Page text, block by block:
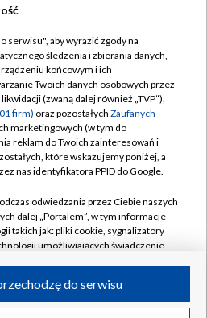
TVP
TVP
prywatności
zgody
Pomoc
Kontakt
Kanały
Polska S.A. w likwidacji
serwisu", aby wyrazić zgody na
śledzenia i zbierania danych,
końcowym i ich
Twoich danych osobowych przez
(zwaną dalej również „TVP”),
firm) oraz pozostałych Zaufanych
marketingowych (w tym do
reklam do Twoich zainteresowań i
które wskazujemy poniżej, a
nas identyfikatora PPID do Google.
odwiedzania przez Ciebie naszych
dalej „Portalem”, w tym informacje
takich jak: pliki cookie, sygnalizatory
umożliwiających świadczenie
do serwisu